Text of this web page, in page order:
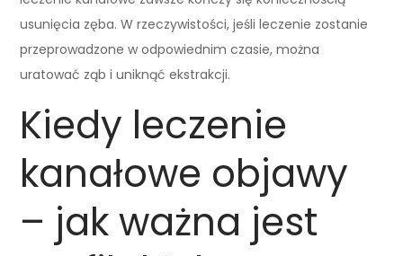
usunięcia zęba. W rzeczywistości, jeśli leczenie zostanie
przeprowadzone w odpowiednim czasie, można
uratować ząb i uniknąć ekstrakcji.
Kiedy leczenie
kanałowe objawy
– jak ważna jest